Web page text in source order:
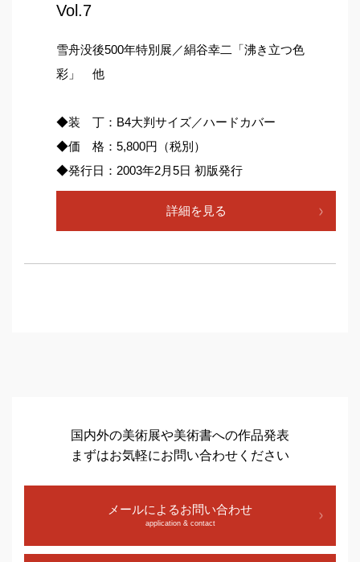
Vol.7
雪舟没後500年特別展／絹谷幸二「沸き立つ色
彩」 他
◆装 丁：B4大判サイズ／ハードカバー
◆価 格：5,800円（税別）
◆発行日：2003年2月5日 初版発行
詳細を見る
国内外の美術展や美術書への作品発表
まずはお気軽にお問い合わせください
メールによるお問い合わせ
application & contact